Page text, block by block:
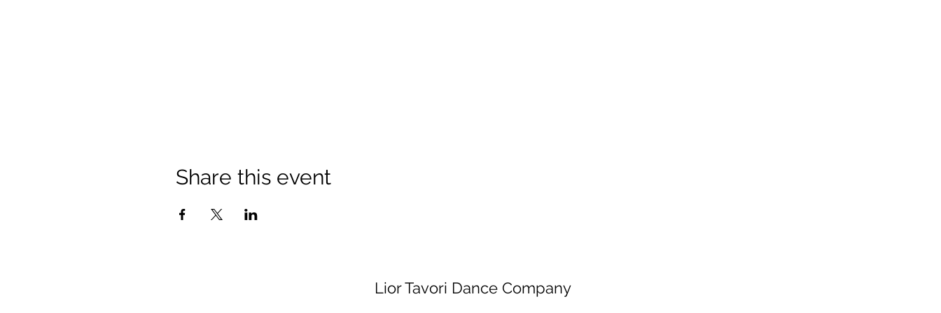
Share this event
Lior Tavori Dance Company